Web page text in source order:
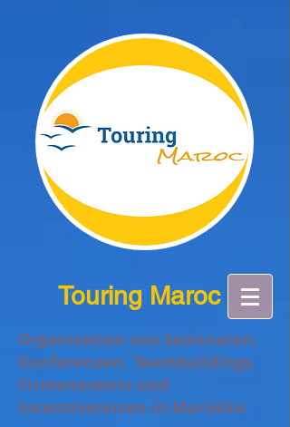
Touring Maroc
Organisation von Seminaren,
Konferenzen, Teambuildings,
Firmenevents und
Incentivereisen in Marokko